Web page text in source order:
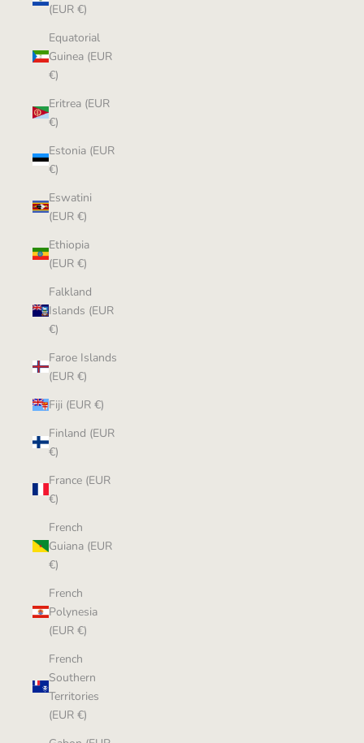
(EUR €)
Equatorial
Guinea (EUR
€)
Eritrea (EUR
€)
Estonia (EUR
€)
Eswatini
(EUR €)
Ethiopia
(EUR €)
Falkland
Islands (EUR
€)
Faroe Islands
(EUR €)
Fiji (EUR €)
Finland (EUR
€)
France (EUR
€)
French
Guiana (EUR
€)
French
Polynesia
(EUR €)
French
Southern
Territories
(EUR €)